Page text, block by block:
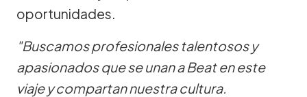
oportunidades.
"Buscamos profesionales talentosos y
apasionados que se unan a Beat en este
viaje y compartan nuestra cultura.